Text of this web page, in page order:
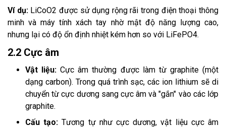
Ví dụ: LiCoO2 được sử dụng rộng rãi trong điện thoại thông
minh và máy tính xách tay nhờ mật độ năng lượng cao,
nhưng lại có độ ổn định nhiệt kém hơn so với LiFePO4.
2.2 Cực âm
Vật liệu:Cực âm thường được làm từ graphite (một
dạng carbon). Trong quá trình sạc, các ion lithium sẽ di
chuyển từ cực dương sang cực âm và "gắn" vào các lớp
graphite.
Cấu tạo:Tương tự như cực dương, vật liệu cực âm